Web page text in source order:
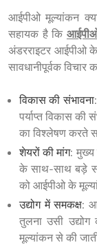
आईपीओ मूल्यांकन
सहायक है कि
अंडरराइटर आईपीओ
सावधानीपूर्वक विचार
विकास की संभावना
पर्याप्त विकास
का विश्लेषण करते
शेयरों की मांग: मुख्य
के साथ-साथ बड़े
को आईपीओ के
उद्योग में समकक्ष:
तुलना उसी
मूल्यांकन से की